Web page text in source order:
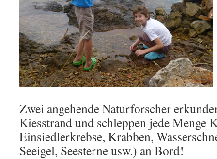
Zwei angehende Naturforscher
Kiesstrand und schleppen jede Menge
Einsiedlerkrebse, Krabben,
Seeigel, Seesterne usw.) an Bord!